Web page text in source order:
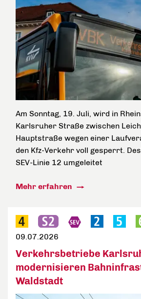
Am Sonntag, 19. Juli, wird in
Karlsruher Straße zwischen
Hauptstraße wegen einer
den Kfz-Verkehr voll gesperrt.
SEV-Linie 12 umgeleitet
Mehr erfahren
09.07.2026
Verkehrsbetriebe
modernisieren
Waldstadt